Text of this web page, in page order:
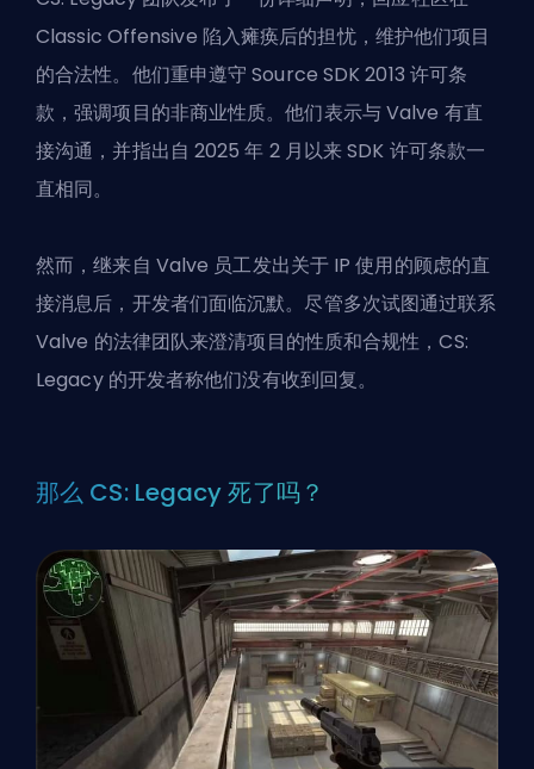
Classic Offensive 陷入瘫痪后的担忧，维护他们项目
的合法性。他们重申遵守 Source SDK 2013 许可条
款，强调项目的非商业性质。他们表示与 Valve 有直
接沟通，并指出自 2025 年 2 月以来 SDK 许可条款一
直相同。
然而，继来自 Valve 员工发出关于 IP 使用的顾虑的直
接消息后，开发者们面临沉默。尽管多次试图通过联系
Valve 的法律团队来澄清项目的性质和合规性，CS:
Legacy 的开发者称他们没有收到回复。
那么 CS: Legacy 死了吗？